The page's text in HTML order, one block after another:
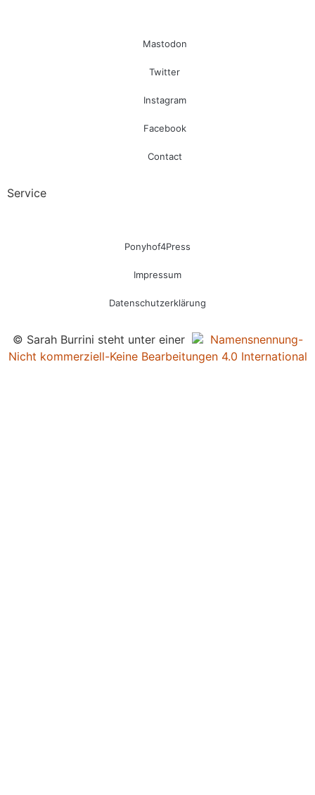
Mastodon
Twitter
Instagram
Facebook
Contact
Service
Ponyhof4Press
Impressum
Datenschutzerklärung
© Sarah Burrini steht unter einer
Namensnennung-
Nicht kommerziell-Keine Bearbeitungen 4.0 International